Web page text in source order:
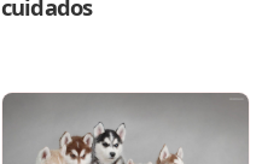
cuidados